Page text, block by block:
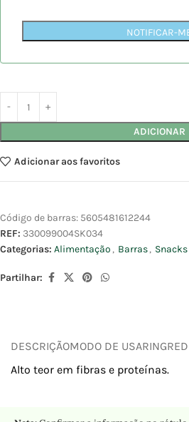
NOTIFICAR-
ADICIONAR
Adicionar aos favoritos
Código de barras: 5605481612244
REF: 330099004SK034
Categorias: Alimentação , Barras, Snacks
Partilhar:
DESCRIÇÃOMODO DE USAR
Alto teor em fibras e proteínas.